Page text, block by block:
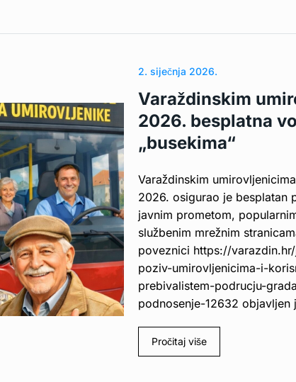
2. siječnja 2026.
Varaždinskim
2026. besplatna
„busekima“
Varaždinskim
2026. osigurao je besplatan
javnim prometom,
službenim mrežnim
poveznici https://
poziv-umirovljenicima-i-
prebivalistem-podrucju-
podnosenje-12632
Pročitaj više